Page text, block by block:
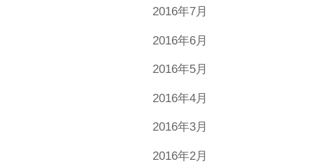
2016年7月
2016年6月
2016年5月
2016年4月
2016年3月
2016年2月